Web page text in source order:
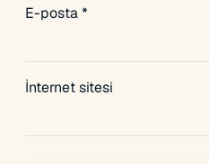
E-posta*
İnternet sitesi